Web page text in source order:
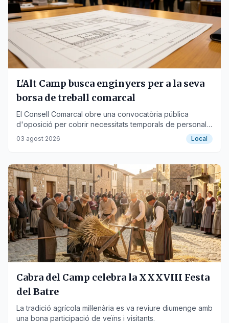
L'Alt Camp busca enginyers per a la seva
borsa de treball comarcal
El Consell Comarcal obre una convocatòria pública
d'oposició per cobrir necessitats temporals de personal
tècnic.
03 agost 2026 Local
Cabra del Camp celebra la XXXVIII Festa
del Batre
La tradició agrícola mil·lenària es va reviure diumenge amb
una bona participació de veïns i visitants.